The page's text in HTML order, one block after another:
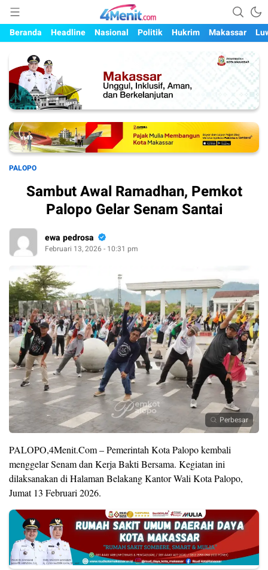
4menit.com
Mengungkap Kisah, Setiap Hari
Beranda
Headline Nasional Politik Hukrim Makassar
PALOPO
Sambut Awal Ramadhan, Pemkot
Palopo Gelar Senam Santai
ewa pedrosa
Februari 13, 2026 - 10:31 pm
Perbesar
PALOPO,4Menit.Com – Pemerintah Kota Palopo kembali
menggelar Senam dan Kerja Bakti Bersama. Kegiatan ini
dilaksanakan di Halaman Belakang Kantor Wali Kota Palopo,
Jumat 13 Februari 2026.